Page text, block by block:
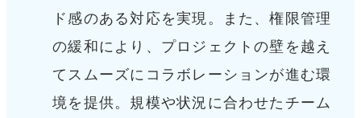
ド感のある対応を実現。
また、権限管理
の緩和により、プロジェクトの壁を越え
てスムーズにコラボレーションが進む環
境を提供。規模や状況に合わせたチーム